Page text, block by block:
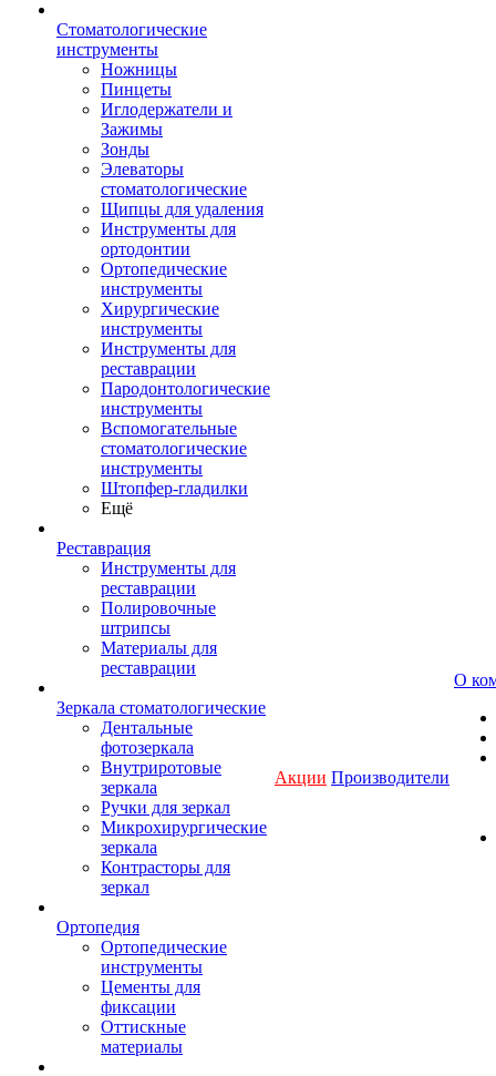
Стоматологические
инструменты
Ножницы
Пинцеты
Иглодержатели и
Зажимы
Зонды
Элеваторы
стоматологические
Щипцы для удаления
Инструменты для
ортодонтии
Ортопедические
инструменты
Хирургические
инструменты
Инструменты для
реставрации
Пародонтологические
инструменты
Вспомогательные
стоматологические
инструменты
Штопфер-гладилки
Ещё
Реставрация
Инструменты для
реставрации
Полировочные
штрипсы
Материалы для
реставрации
Зеркала стоматологические
Дентальные
фотозеркала
Внутриротовые
зеркала
Ручки для зеркал
Микрохирургические
зеркала
Контрасторы для
зеркал
Ортопедия
Ортопедические
инструменты
Цементы для
фиксации
Оттискные
материалы
Акции Производители
О